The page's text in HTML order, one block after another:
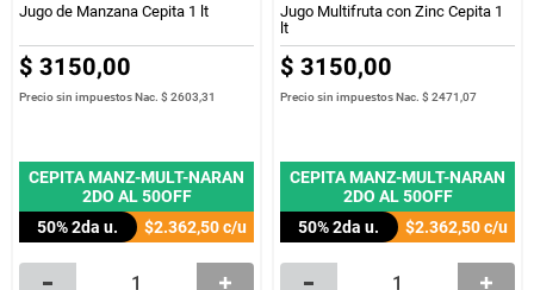
Jugo de Manzana Cepita 1 lt
$ 3150,00
Precio sin impuestos Nac.$ 2603,31
CEPITA MANZ-MULT-NARAN
2DO AL 50OFF
50% 2da u.
$2.362,50c/u
Jugo Multifruta con Zinc Cepita 1
lt
$ 3150,00
Precio sin impuestos Nac.$ 2471,07
CEPITA MANZ-MULT-NARAN
2DO AL 50OFF
50% 2da u.
$2.362,50c/u